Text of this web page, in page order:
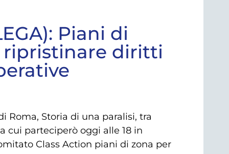
Piani di
ripristinare diritti
Roma, Storia di una paralisi, tra
cui parteciperò oggi alle 18 in
Class Action piani di zona per